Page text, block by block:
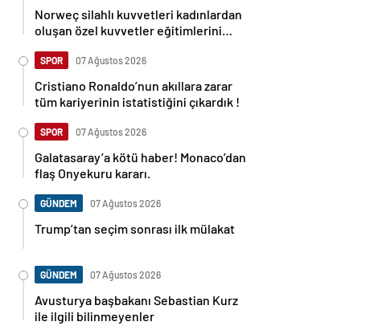
Norweç silahlı kuvvetleri kadınlardan
oluşan özel kuvvetler eğitimlerini
SPOR 07 Ağustos 2026
Cristiano Ronaldo’nun akıllara zarar
tüm kariyerinin istatistiğini çıkardık !
SPOR 07 Ağustos 2026
Galatasaray’a kötü haber! Monaco’dan
flaş Onyekuru kararı.
GÜNDEM 07 Ağustos 2026
Trump’tan seçim sonrası ilk mülakat
GÜNDEM 07 Ağustos 2026
Avusturya başbakanı Sebastian Kurz
ile ilgili bilinmeyenler